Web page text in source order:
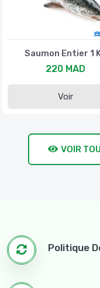
Saumon Entier 1
220 MAD
Voir
VOIR
Politique